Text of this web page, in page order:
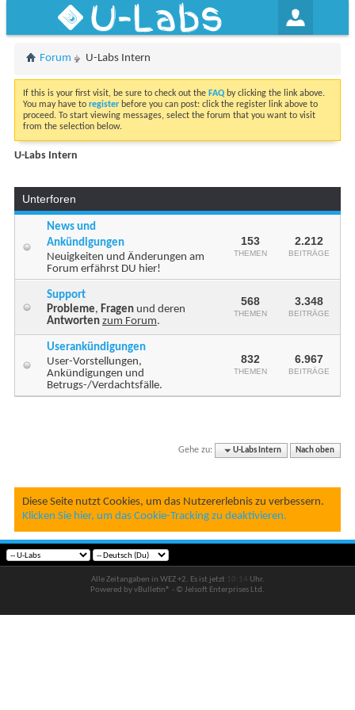
U-Labs
Forum U-Labs Intern
If this is your first visit, be sure to check out the FAQ by clicking the link above.
You may have to register before you can post: click the register link above to
proceed. To start viewing messages, select the forum that you want to visit
from the selection below.
U-Labs Intern
Unterforen
News und
Ankündigungen
Neuigkeiten und Änderungen am
Forum erfährst DU hier!
153
THEMEN
2.212
BEITRÄGE
Support
Probleme, Fragen und deren
Antworten zum Forum.
568
THEMEN
3.348
BEITRÄGE
Userankündigungen
User-Vorstellungen,
Ankündigungen und
Betrugs-/Verdachtsfälle.
832
THEMEN
6.967
BEITRÄGE
Gehe zu: U-Labs Intern Nach oben
Diese Seite nutzt Cookies, um das Nutzererlebnis zu verbessern.
Klicken Sie hier, um das Cookie-Tracking zu deaktivieren.
Alle Zeitangaben in WEZ +2. Es ist jetzt
Uhr.
Powered by vBulletin® - © Jelsoft Enterprises Ltd.